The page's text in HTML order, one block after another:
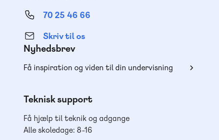
70 25 46 66
Skriv til os
Nyhedsbrev
Få inspiration og viden til din undervisning
Teknisk support
Få hjælp til teknik og adgange
Alle skoledage: 8-16